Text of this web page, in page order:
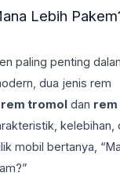
Lebih
paling penting
dua jenis rem
rem tromoldan rem
kelebihan,
mobil bertanya,